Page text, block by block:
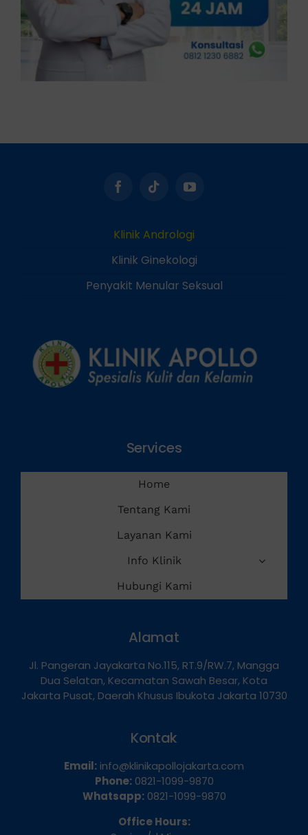
Klinik Andrologi
Klinik Ginekologi
Penyakit Menular Seksual
Services
Home
Tentang Kami
Layanan Kami
Info Klinik
Hubungi Kami
Alamat
Jl. Pangeran Jayakarta No.115, RT.9/RW.7, Mangga
Dua Selatan, Kecamatan Sawah Besar, Kota
Jakarta Pusat, Daerah Khusus Ibukota Jakarta 10730
Kontak
Email: info@klinikapollojakarta.com
Phone:0821-1099-9870
Whatsapp:0821-1099-9870
Office Hours: